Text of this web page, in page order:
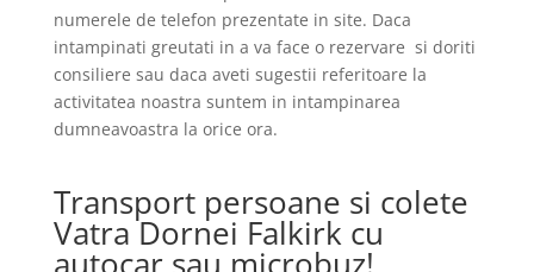
numerele de telefon prezentate in site. Daca
intampinati greutati in a va face o rezervare si doriti
consiliere sau daca aveti sugestii referitoare la
activitatea noastra suntem in intampinarea
dumneavoastra la orice ora.
Transport persoane si colete
Vatra Dornei Falkirk cu